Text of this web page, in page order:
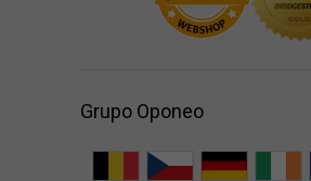
Grupo Oponeo